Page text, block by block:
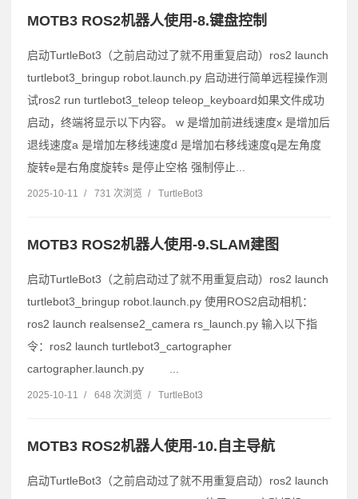
MOTB3 ROS2机器人使用-8.键盘控制
启动TurtleBot3（之前启动过了就不用重复启动）ros2 launch
turtlebot3_bringup robot.launch.py 启动进行简单远程操作测
试ros2 run turtlebot3_teleop teleop_keyboard如果文件成功
启动，终端将显示以下内容。 w 是增加前进线速度x 是增加后
退线速度a 是增加左移线速度d 是增加右移线速度q是左角度
旋转e是右角度旋转s 是停止空格 强制停止...
2025-10-11 / 731 次浏览 / TurtleBot3
MOTB3 ROS2机器人使用-9.SLAM建图
启动TurtleBot3（之前启动过了就不用重复启动）ros2 launch
turtlebot3_bringup robot.launch.py 使用ROS2启动相机：
ros2 launch realsense2_camera rs_launch.py 输入以下指
令：ros2 launch turtlebot3_cartographer
cartographer.launch.py ...
2025-10-11 / 648 次浏览 / TurtleBot3
MOTB3 ROS2机器人使用-10.自主导航
启动TurtleBot3（之前启动过了就不用重复启动）ros2 launch